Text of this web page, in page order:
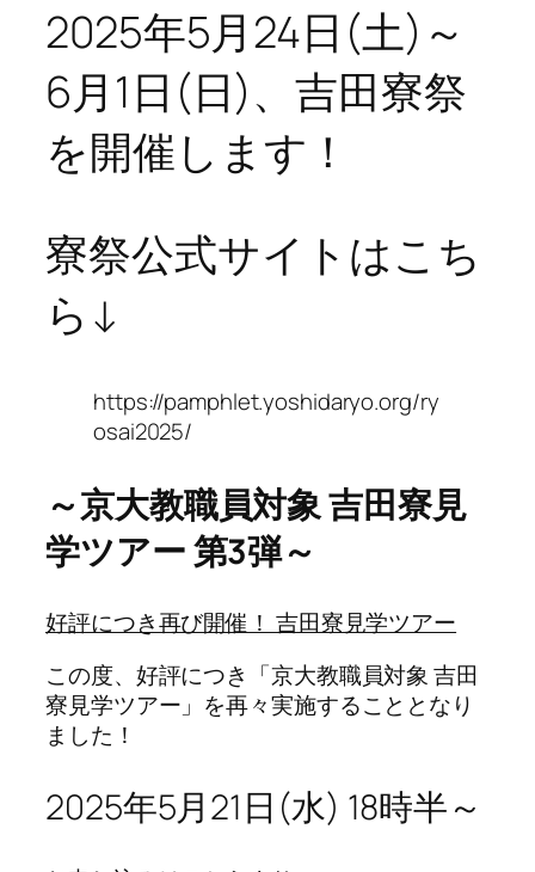
2025年5月24日(土)～
6月1日(日)、吉田寮祭
を開催します！
寮祭公式サイトはこち
ら↓
https://pamphlet.yoshidaryo.org/ry
osai2025/
～京大教職員対象 吉田寮見
学ツアー 第3弾～
好評につき再び開催！ 吉田寮見学ツアー
この度、好評につき「京大教職員対象 吉田
寮見学ツアー」を再々実施することとなり
ました！
2025年5月21日(水) 18時半～